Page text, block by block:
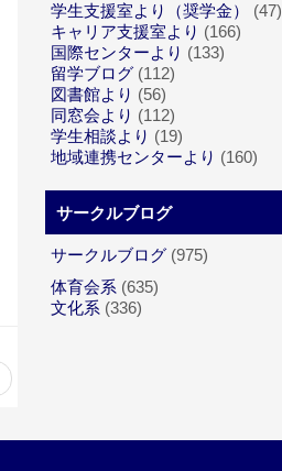
学生支援室より（奨学金）
(47)
キャリア支援室より (166)
国際センターより (133)
留学ブログ (112)
図書館より (56)
同窓会より (112)
学生相談より (19)
地域連携センターより (160)
サークルブログ
サークルブログ (975)
体育会系 (635)
文化系 (336)